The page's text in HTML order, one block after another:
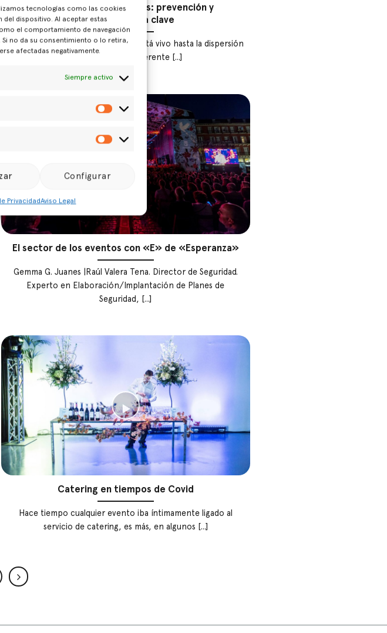
tecnologías como las cookies
dispositivo. Al aceptar estas
el comportamiento de navegación
no da su consentimiento o lo retira,
afectadas negativamente.
Siempre activo
Estadísticas
Marketing
Configurar
PrivacidadAviso Legal
Seguridad en los eventos: prevención y
coordinación, la clave
Gemma G. Juanes | “Cada evento está vivo hasta la dispersión
del público, y es diferente [...]
El sector de los eventos con «E» de «Esperanza»
Gemma G. Juanes |Raúl Valera Tena. Director de Seguridad.
Experto en Elaboración/Implantación de Planes de
Seguridad, [...]
Catering en tiempos de Covid
Hace tiempo cualquier evento iba íntimamente ligado al
servicio de catering, es más, en algunos [...]